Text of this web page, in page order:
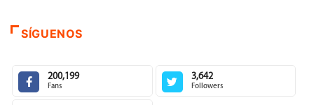
SÍGUENOS
200,199
Fans
3,642
Followers